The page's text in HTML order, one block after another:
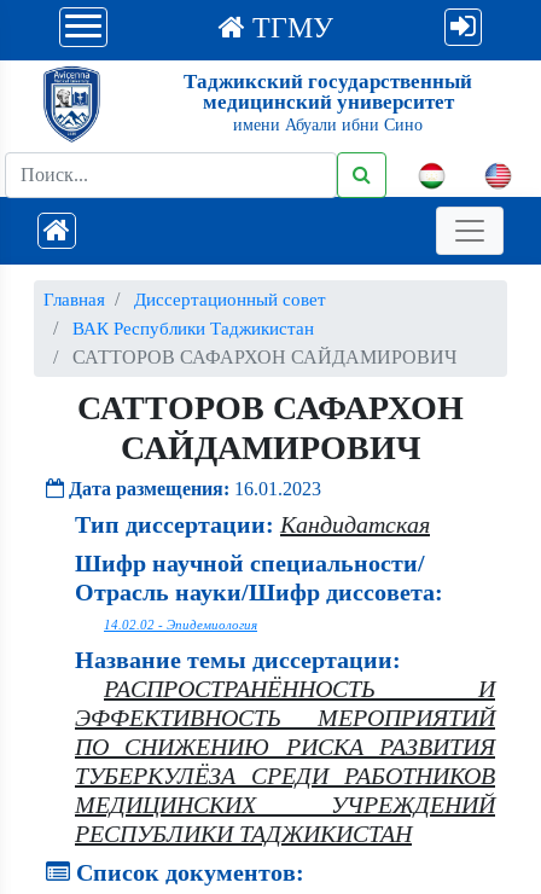
ТГМУ
Таджикский государственный
медицинский университет
имени Абуали ибни Сино
Главная
Диссертационный совет
ВАК Республики Таджикистан
САТТОРОВ САФАРХОН САЙДАМИРОВИЧ
САТТОРОВ САФАРХОН
САЙДАМИРОВИЧ
Дата размещения: 16.01.2023
Тип диссертации: Кандидатская
Шифр научной специальности/
Отрасль науки/Шифр диссовета:
14.02.02 - Эпидемиология
Название темы диссертации:
РАСПРОСТРАНЁННОСТЬ И
ЭФФЕКТИВНОСТЬ МЕРОПРИЯТИЙ
ПО СНИЖЕНИЮ РИСКА РАЗВИТИЯ
ТУБЕРКУЛЁЗА СРЕДИ РАБОТНИКОВ
МЕДИЦИНСКИХ УЧРЕЖДЕНИЙ
РЕСПУБЛИКИ ТАДЖИКИСТАН
Список документов: